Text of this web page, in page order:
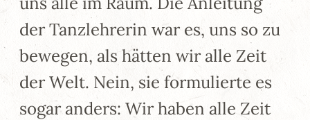
der Tanzlehrerin war es, uns so zu
bewegen, als hätten wir alle Zeit
der Welt. Nein, sie formulierte es
sogar anders: Wir haben alle Zeit